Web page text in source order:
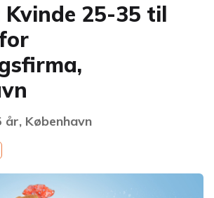
Kvinde 25-35 til
år, København